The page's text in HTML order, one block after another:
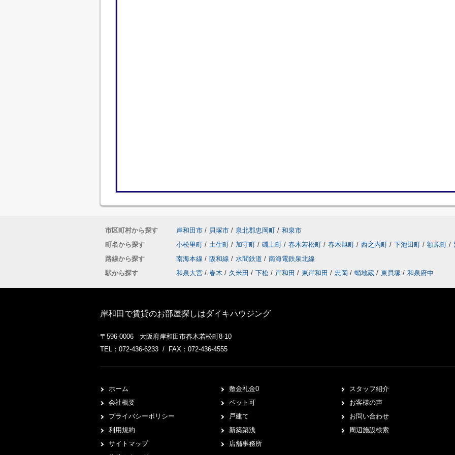
市区町村から探す 岸和田市 / 貝塚市 / 泉北郡忠岡町 / 和泉市
町名から探す
小松里町 / 土生町 / 加守町 / 磯上町 / 春木若松町 / 春木旭町 / 西之内町 / 下池田町 / 額原町 /
路線から探す
南海本線 / 阪和線 / 水間鉄道 / 南海電鉄泉北線
駅から探す
和泉大宮 / 春木 / 久米田 / 下松 / 岸和田 / 東岸和田 / 忠岡 / 蛸地蔵 / 東貝塚 / 和泉府中
岸和田で賃貸のお部屋探しはダイキハウジング
〒596-0006 大阪府岸和田市春木若松町8-10
TEL：072-436-6233 / FAX：072-436-4555
ホーム
会社概要
プライバシーポリシー
利用規約
サイトマップ
敷金礼金0
ペット可
戸建て
新築築浅
店舗事務所
スタッフ紹介
お客様の声
お問い合わせ
周辺施設検索